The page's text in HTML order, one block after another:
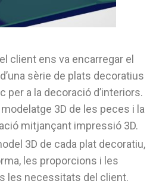
client ens va encarregar el
sèrie de plats decoratius
per a la decoració d’interiors.
3D de les peces i la
mitjançant impressió 3D.
3D de cada plat decoratiu,
les proporcions i les
les necessitats del client.